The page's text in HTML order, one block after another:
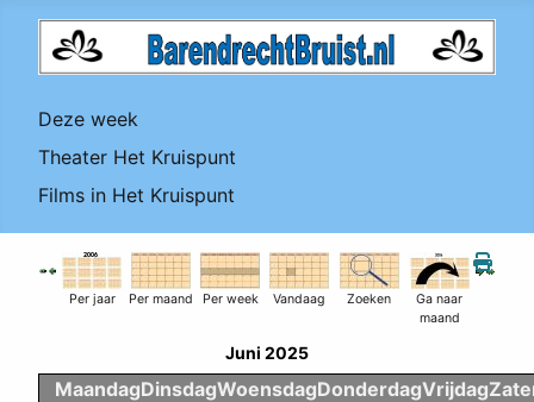
Deze week
Theater Het Kruispunt
Films in Het Kruispunt
Per jaar Per maand Per week Vandaag Zoeken
Ga naar
maand
Juni 2025
MaandagDinsdagWoensdagDonderdagVrijdag